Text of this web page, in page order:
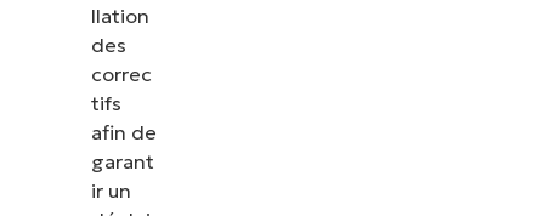
llation
des
correc
tifs
afin de
garant
ir un